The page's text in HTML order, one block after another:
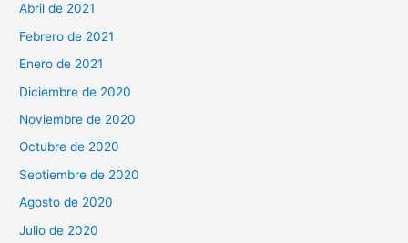
Abril de 2021
Febrero de 2021
Enero de 2021
Diciembre de 2020
Noviembre de 2020
Octubre de 2020
Septiembre de 2020
Agosto de 2020
Julio de 2020